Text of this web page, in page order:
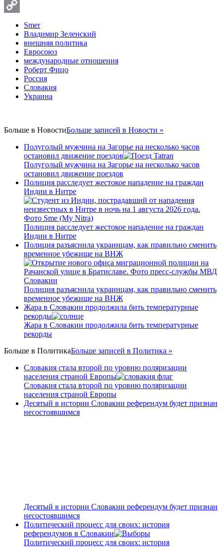
Twitter
Link
Smer
Владимир Зеленский
внешняя политика
Евросоюз
международные отношения
Роберт Фицо
Россия
Словакия
Украина
Больше в НовостиБольше записей в Новости »
Полуголый мужчина на Загорье на несколько часов
остановил движение поездов
Полуголый мужчина на Загорье на несколько часов
остановил движение поездов
Полиция расследует жестокое нападение на граждан
Индии в Нитре
Полиция расследует жестокое нападение на граждан
Индии в Нитре
Полиция разъяснила украинцам, как правильно сменить
временное убежище на ВНЖ
Полиция разъяснила украинцам, как правильно сменить
временное убежище на ВНЖ
Жара в Словакии продолжила бить температурные
рекорды
Жара в Словакии продолжила бить температурные
рекорды
Больше в ПолитикаБольше записей в Политика »
Словакия стала второй по уровню поляризации
населения страной Европы
Словакия стала второй по уровню поляризации
населения страной Европы
Десятый в истории Словакии референдум будет признан
несостоявшимся
Десятый в истории Словакии референдум будет признан
несостоявшимся
Политический процесс для своих: история
референдумов в Словакии
Политический процесс для своих: история